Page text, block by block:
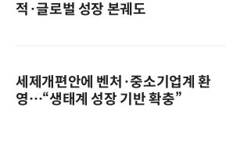
적·글로벌 성장 본궤도
세제개편안에 벤처·중소기업계 환
영…“생태계 성장 기반 확충”